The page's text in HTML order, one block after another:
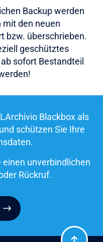
Backup werden
mit den neuen
bzw. überschrieben.
geschütztes
sofort Bestandteil
Blackbox als
schützen Sie Ihre
unverbindlichen
Rückruf.